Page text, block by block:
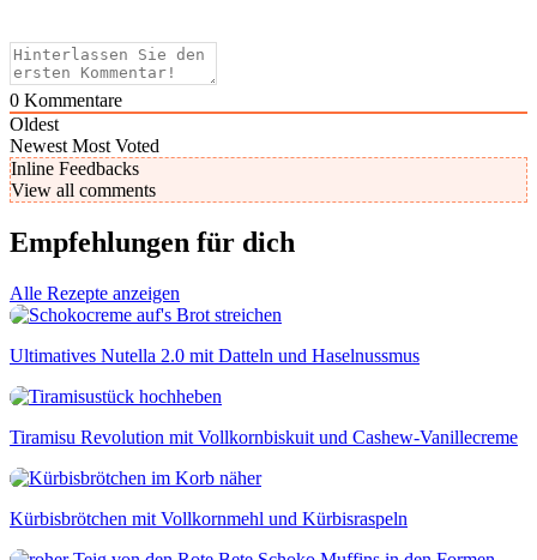
0 Kommentare
Oldest
Newest Most Voted
Inline Feedbacks
View all comments
Empfehlungen für dich
Alle Rezepte anzeigen
Ultimatives Nutella 2.0 mit Datteln und Haselnussmus
Tiramisu Revolution mit Vollkornbiskuit und Cashew-Vanillecreme
Kürbisbrötchen mit Vollkornmehl und Kürbisraspeln